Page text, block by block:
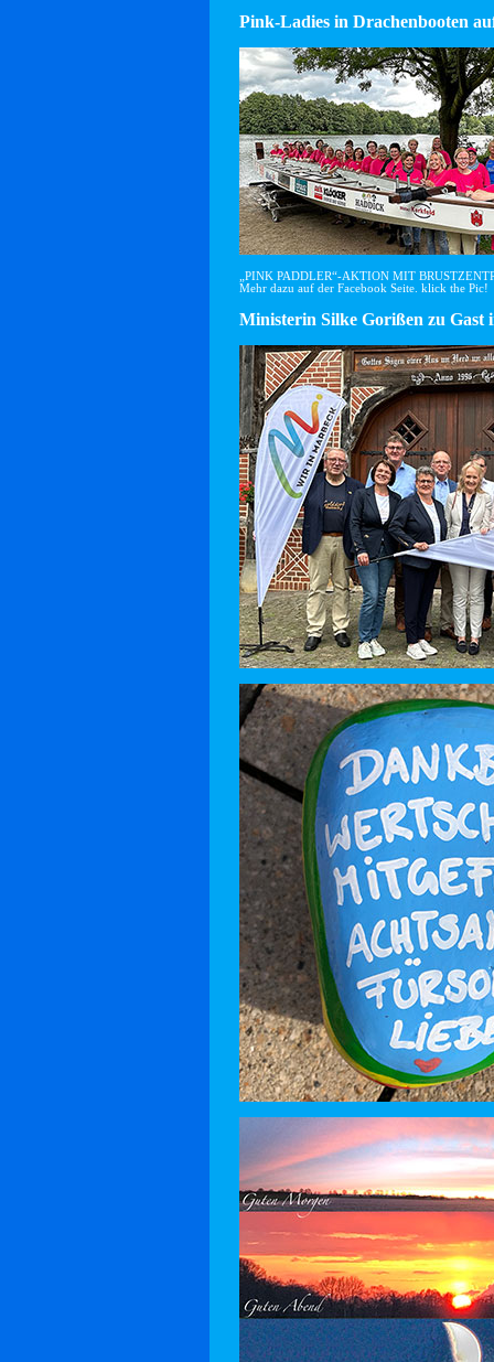
Pink-Ladies in Drachenbooten
„PINK PADDLER“-AKTION MIT
Mehr dazu auf der Facebook Seite. klick the Pic!
Ministerin Silke Gorißen zu Gast